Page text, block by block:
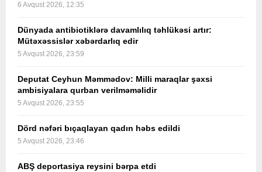
6 Avqust 2026, 12:35
Dünyada antibiotiklərə davamlılıq təhlükəsi artır:
Mütəxəssislər xəbərdarlıq edir
5 Avqust 2026, 23:59
Deputat Ceyhun Məmmədov: Milli maraqlar şəxsi
ambisiyalara qurban verilməməlidir
5 Avqust 2026, 23:55
Dörd nəfəri bıçaqlayan qadın həbs edildi
5 Avqust 2026, 23:46
ABŞ deportasiya reysini bərpa etdi